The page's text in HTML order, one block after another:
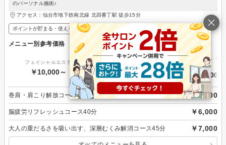
のパーソナル施術♪
アクセス：仙台市地下鉄南北線 北四番丁駅 徒歩15分
ポイントが貯まる・使える
メニュー別参考価格
フェイシャルエステ
￥10,000～
脱毛・ムダ毛処理
-
エイジングケア・リ
プ
￥10,000～
巻肩・肩こり解放コース30分 ￥5,000
脳疲労リフレッシュコース40分 ￥6,000
大人の重だるさを吸い出す、深層むくみ解消コース45分 ￥7,000